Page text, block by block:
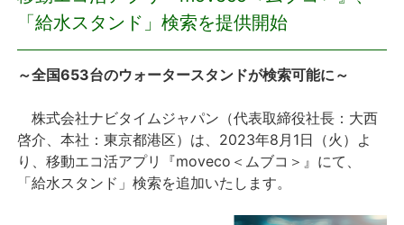
プレスリリース
プレスリリース
おしらせ
サービス
「給水スタンド」検索を提供開始
～全国653台のウォータースタンドが検索可能に～
株式会社ナビタイムジャパン（代表取締役社長：大西
啓介、本社：東京都港区）は、2023年8月1日（火）よ
り、移動エコ活アプリ『moveco＜ムブコ＞』にて、
「給水スタンド」検索を追加いたします。